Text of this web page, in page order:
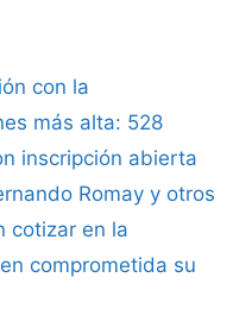
con la
más alta: 528
inscripción abierta
Romay y otros
cotizar en la
comprometida su